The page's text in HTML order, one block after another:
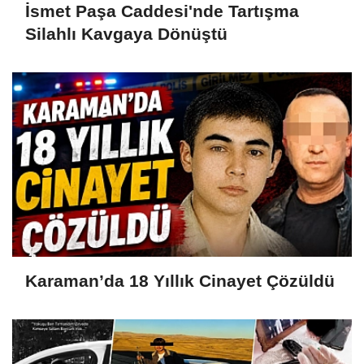
İsmet Paşa Caddesi'nde Tartışma
Silahlı Kavgaya Dönüştü
Karaman’da 18 Yıllık Cinayet Çözüldü